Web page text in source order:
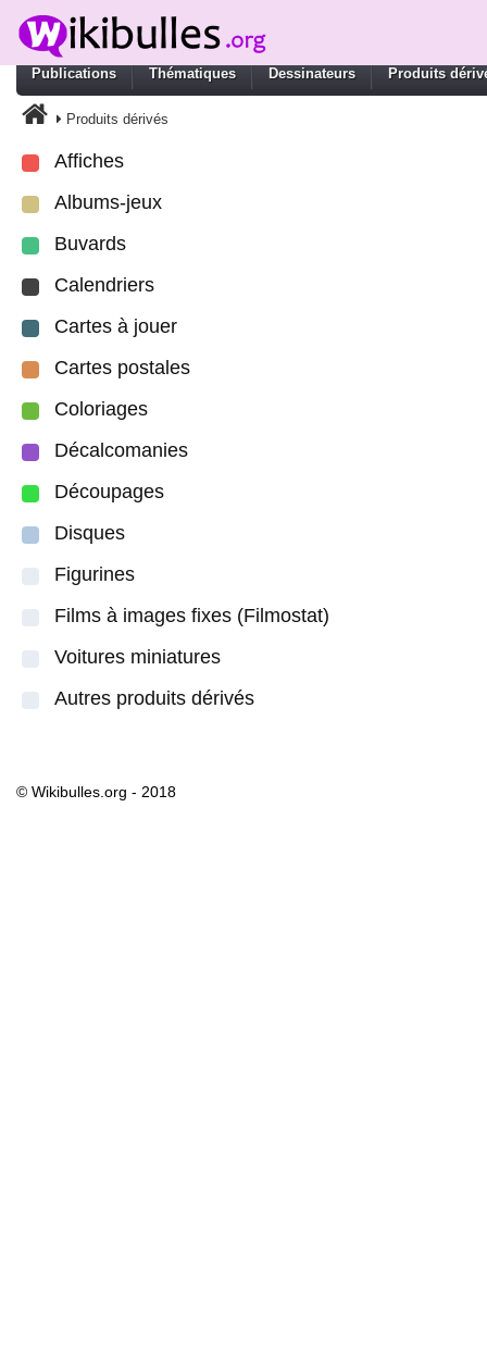
Publications Thématiques Dessinateurs Produits
Produits dérivés
Affiches
Albums-jeux
Buvards
Calendriers
Cartes à jouer
Cartes postales
Coloriages
Décalcomanies
Découpages
Disques
Figurines
Films à images fixes (Filmostat)
Voitures miniatures
Autres produits dérivés
© Wikibulles.org - 2018